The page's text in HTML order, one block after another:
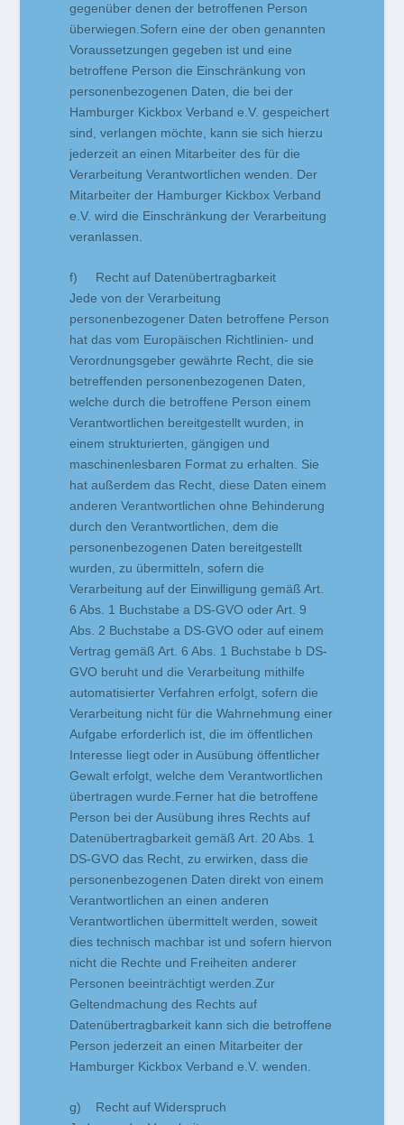
gegenüber denen der betroffenen Person
überwiegen.Sofern eine der oben genannten
Voraussetzungen gegeben ist und eine
betroffene Person die Einschränkung von
personenbezogenen Daten, die bei der
Hamburger Kickbox Verband e.V. gespeichert
sind, verlangen möchte, kann sie sich hierzu
jederzeit an einen Mitarbeiter des für die
Verarbeitung Verantwortlichen wenden. Der
Mitarbeiter der Hamburger Kickbox Verband
e.V. wird die Einschränkung der Verarbeitung
veranlassen.
f) Recht auf Datenübertragbarkeit
Jede von der Verarbeitung
personenbezogener Daten betroffene Person
hat das vom Europäischen Richtlinien- und
Verordnungsgeber gewährte Recht, die sie
betreffenden personenbezogenen Daten,
welche durch die betroffene Person einem
Verantwortlichen bereitgestellt wurden, in
einem strukturierten, gängigen und
maschinenlesbaren Format zu erhalten. Sie
hat außerdem das Recht, diese Daten einem
anderen Verantwortlichen ohne Behinderung
durch den Verantwortlichen, dem die
personenbezogenen Daten bereitgestellt
wurden, zu übermitteln, sofern die
Verarbeitung auf der Einwilligung gemäß Art.
6 Abs. 1 Buchstabe a DS-GVO oder Art. 9
Abs. 2 Buchstabe a DS-GVO oder auf einem
Vertrag gemäß Art. 6 Abs. 1 Buchstabe b DS-
GVO beruht und die Verarbeitung mithilfe
automatisierter Verfahren erfolgt, sofern die
Verarbeitung nicht für die Wahrnehmung einer
Aufgabe erforderlich ist, die im öffentlichen
Interesse liegt oder in Ausübung öffentlicher
Gewalt erfolgt, welche dem Verantwortlichen
übertragen wurde.Ferner hat die betroffene
Person bei der Ausübung ihres Rechts auf
Datenübertragbarkeit gemäß Art. 20 Abs. 1
DS-GVO das Recht, zu erwirken, dass die
personenbezogenen Daten direkt von einem
Verantwortlichen an einen anderen
Verantwortlichen übermittelt werden, soweit
dies technisch machbar ist und sofern hiervon
nicht die Rechte und Freiheiten anderer
Personen beeinträchtigt werden.Zur
Geltendmachung des Rechts auf
Datenübertragbarkeit kann sich die betroffene
Person jederzeit an einen Mitarbeiter der
Hamburger Kickbox Verband e.V. wenden.
g) Recht auf Widerspruch